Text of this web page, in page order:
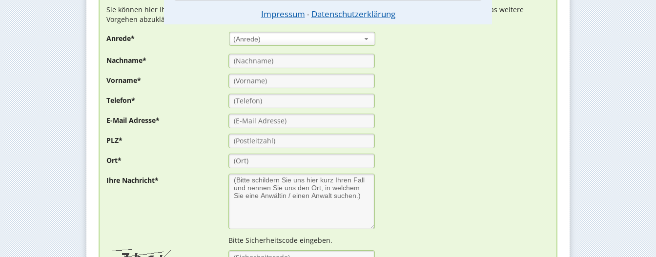
Impressum ⁃ Datenschutzerklärung
Sie können hier Ihren Fall schildern. Anschließend werden sich spezialisierte Rechtsanwälte bei Ihnen melden, um das weitere
Vorgehen abzuklären. Die Rückmeldung durch einen Anwalt ist für Sie kostenlos.
Anrede* (Anrede)
Nachname*
Vorname*
Telefon*
E-Mail Adresse*
PLZ*
Ort*
Ihre Nachricht*
Bitte Sicherheitscode eingeben.